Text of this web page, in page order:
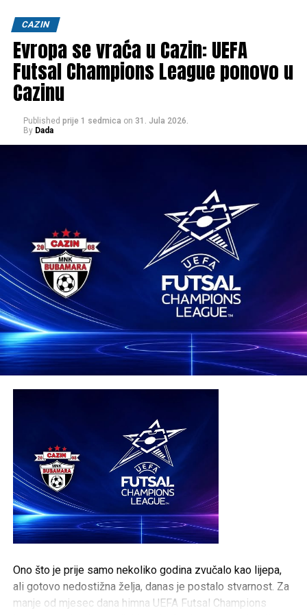
Share
Tweet Share
CAZIN
Evropa se vraća u Cazin: UEFA
Futsal Champions League ponovo u
Cazinu
Published prije 1 sedmica on 31. Jula 2026.
By Dada
Ono što je prije samo nekoliko godina zvučalo kao lijepa,
ali gotovo nedostižna želja, danas je postalo stvarnost. Za
manje od mjesec dana himna UEFA Futsal Champions